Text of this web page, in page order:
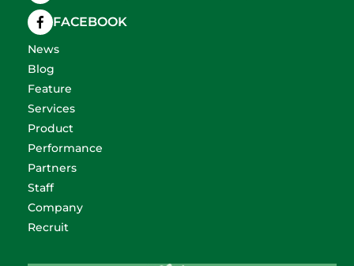
FACEBOOK
News
Blog
Feature
Services
Product
Performance
Partners
Staff
Company
Recruit